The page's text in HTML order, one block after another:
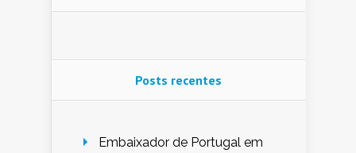
Posts recentes
Embaixador de Portugal em